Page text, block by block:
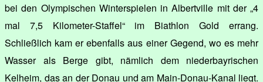
bei den Olympischen Winterspielen in Albertville mit der „4
mal 7,5 Kilometer-Staffel“ im Biathlon Gold errang.
Schließlich kam er ebenfalls aus einer Gegend, wo es mehr
Wasser als Berge gibt, nämlich dem niederbayrischen
Kelheim, das an der Donau und am Main-Donau-Kanal liegt.